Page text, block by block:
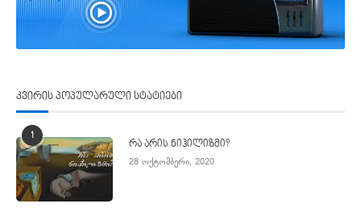
კვირის პოპულარული სტატიები
1
რა არის ნიჰილიზმი?
28 ოქტომბერი, 2020